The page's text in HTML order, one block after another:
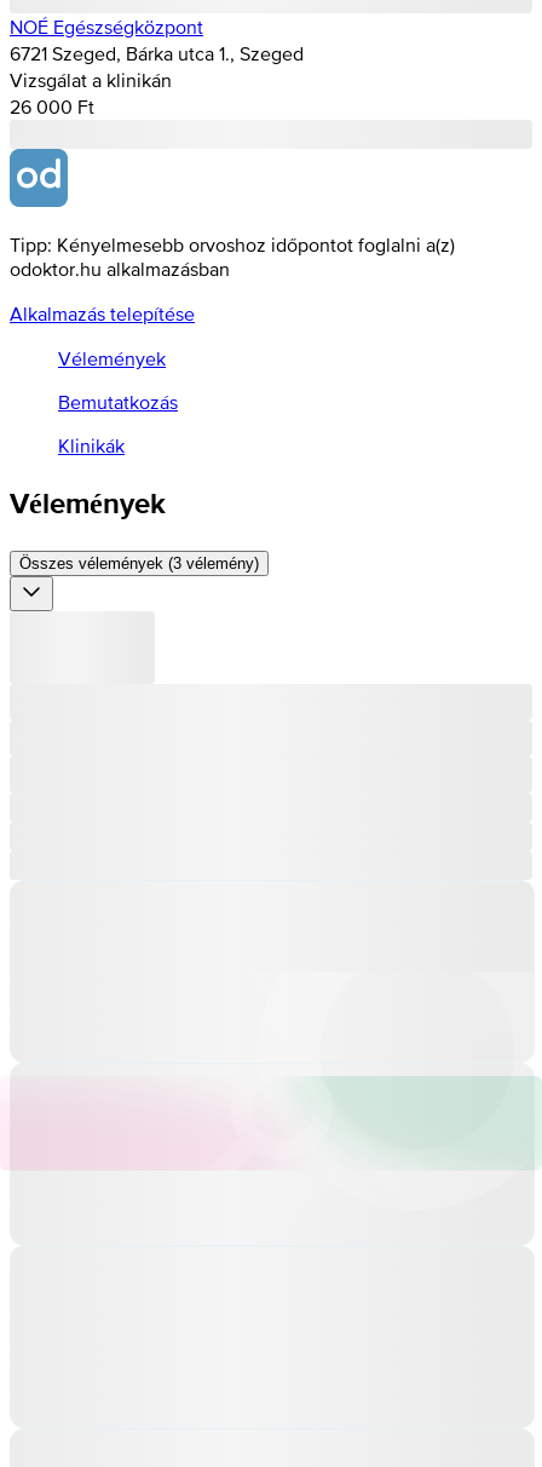
NOÉ Egészségközpont
6721 Szeged, Bárka utca 1., Szeged
Vizsgálat a klinikán
26 000 Ft
Tipp: Kényelmesebb orvoshoz időpontot foglalni a(z)
odoktor.hu alkalmazásban
Alkalmazás telepítése
Vélemények
Bemutatkozás
Klinikák
Vélemények
Összes vélemények (3 vélemény)